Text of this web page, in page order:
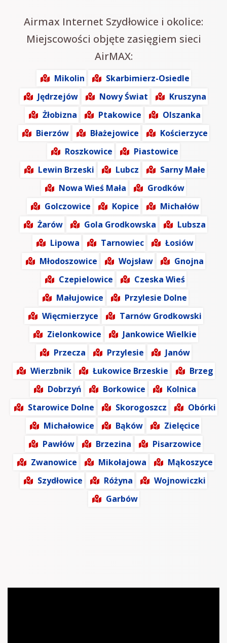
Airmax Internet Szydłowice i okolice:
Miejscowości objęte zasięgiem sieci
AirMAX:
Mikolin
Skarbimierz-Osiedle
Jędrzejów
Nowy Świat
Kruszyna
Żłobizna
Ptakowice
Olszanka
Bierzów
Błażejowice
Kościerzyce
Roszkowice
Piastowice
Lewin Brzeski
Lubcz
Sarny Małe
Nowa Wieś Mała
Grodków
Golczowice
Kopice
Michałów
Żarów
Gola Grodkowska
Lubsza
Lipowa
Tarnowiec
Łosiów
Młodoszowice
Wojsław
Gnojna
Czepielowice
Czeska Wieś
Małujowice
Przylesie Dolne
Więcmierzyce
Tarnów Grodkowski
Zielonkowice
Jankowice Wielkie
Przecza
Przylesie
Janów
Wierzbnik
Łukowice Brzeskie
Brzeg
Dobrzyń
Borkowice
Kolnica
Starowice Dolne
Skorogoszcz
Obórki
Michałowice
Bąków
Zielęcice
Pawłów
Brzezina
Pisarzowice
Zwanowice
Mikołajowa
Mąkoszyce
Szydłowice
Różyna
Wojnowiczki
Garbów